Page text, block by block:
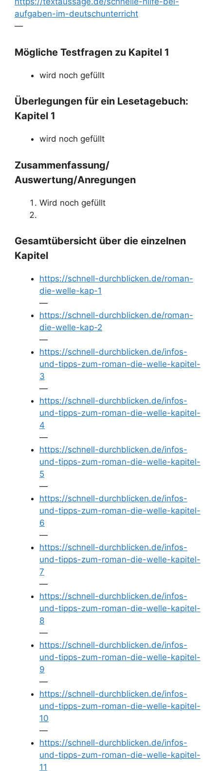
aufgaben-im-deutschunterricht
—
Mögliche Testfragen zu Kapitel 1
wird noch gefüllt
Überlegungen für ein Lesetagebuch:
Kapitel 1
wird noch gefüllt
Zusammenfassung/
Auswertung/Anregungen
Wird noch gefüllt
Gesamtübersicht über die einzelnen
Kapitel
https://schnell-durchblicken.de/roman-
die-welle-kap-1
—
https://schnell-durchblicken.de/roman-
die-welle-kap-2
—
https://schnell-durchblicken.de/infos-
und-tipps-zum-roman-die-welle-kapitel-
3
—
https://schnell-durchblicken.de/infos-
und-tipps-zum-roman-die-welle-kapitel-
4
—
https://schnell-durchblicken.de/infos-
und-tipps-zum-roman-die-welle-kapitel-
5
—
https://schnell-durchblicken.de/infos-
und-tipps-zum-roman-die-welle-kapitel-
6
—
https://schnell-durchblicken.de/infos-
und-tipps-zum-roman-die-welle-kapitel-
7
—
https://schnell-durchblicken.de/infos-
und-tipps-zum-roman-die-welle-kapitel-
8
—
https://schnell-durchblicken.de/infos-
und-tipps-zum-roman-die-welle-kapitel-
9
—
https://schnell-durchblicken.de/infos-
und-tipps-zum-roman-die-welle-kapitel-
10
—
https://schnell-durchblicken.de/infos-
und-tipps-zum-roman-die-welle-kapitel-
11